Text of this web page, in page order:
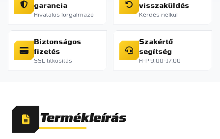
garancia
Hivatalos forgalmazó
visszaküldés
Kérdés nélkül
Biztonságos
fizetés
SSL titkosítás
Szakértő
segítség
H-P 9:00-17:00
Termékleírás